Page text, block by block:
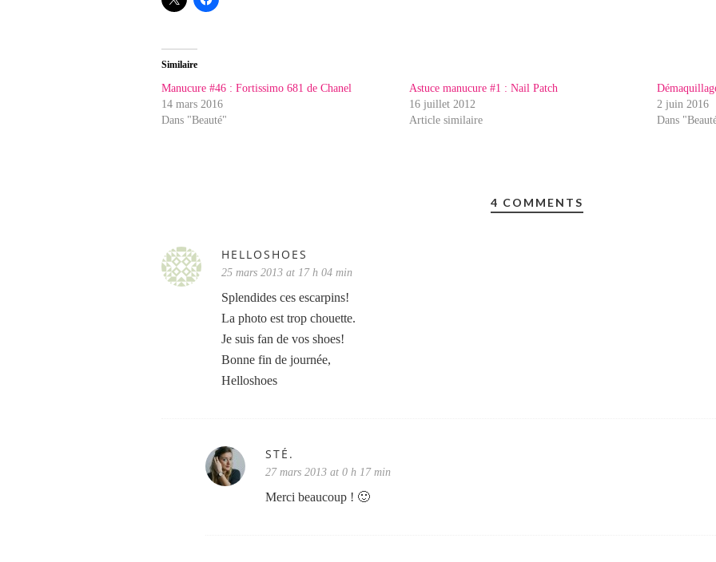
Similaire
Manucure #46 : Fortissimo 681 de Chanel
14 mars 2016
Dans "Beauté"
Astuce manucure #1 : Nail Patch
16 juillet 2012
Article similaire
2 juin 2016
Dans
4 COMMENTS
HELLOSHOES
25 mars 2013 at 17 h 04 min
Splendides ces escarpins!
La photo est trop chouette.
Je suis fan de vos shoes!
Bonne fin de journée,
Helloshoes
STÉ.
27 mars 2013 at 0 h 17 min
Merci beaucoup ! 🙂